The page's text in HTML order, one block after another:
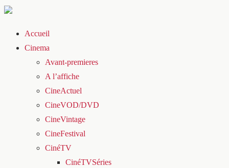
Accueil
Cinema
Avant-premieres
A l’affiche
CineActuel
CineVOD/DVD
CineVintage
CineFestival
CinéTV
CinéTVSéries